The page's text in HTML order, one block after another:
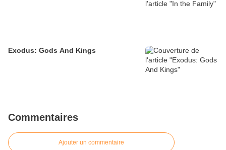
Exodus: Gods And Kings
Commentaires
Ajouter un commentaire